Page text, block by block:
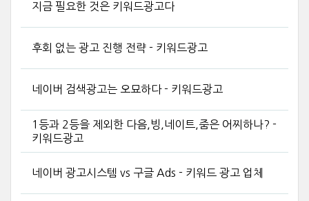
지금 필요한 것은 키워드광고다
후회 없는 광고 진행 전략 - 키워드광고
네이버 검색광고는 오묘하다 - 키워드광고
1등과 2등을 제외한 다음,빙,네이트,줌은 어찌하나? -
키워드광고
네이버 광고시스템 vs 구글 Ads - 키워드 광고 업체